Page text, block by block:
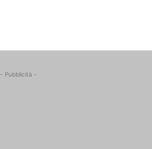
- Pubblicità -